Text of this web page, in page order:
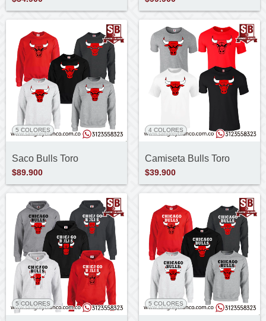
5 COLORES
Saco Bulls Toro
$89.900
4 COLORES
Camiseta Bulls Toro
$39.900
5 COLORES 5 COLORES